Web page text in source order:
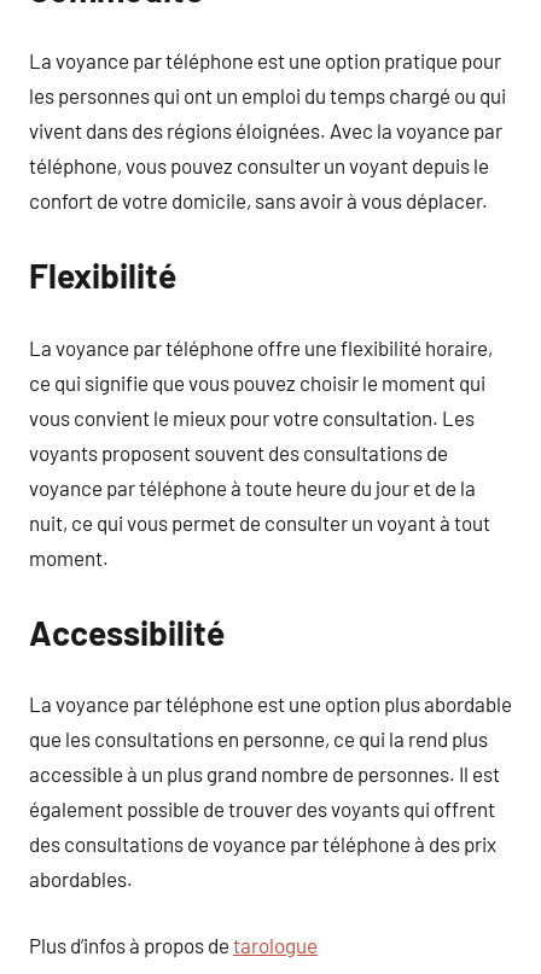
La voyance par téléphone est une option pratique pour
les personnes qui ont un emploi du temps chargé ou qui
vivent dans des régions éloignées. Avec la voyance par
téléphone, vous pouvez consulter un voyant depuis le
confort de votre domicile, sans avoir à vous déplacer.
Flexibilité
La voyance par téléphone offre une flexibilité horaire,
ce qui signifie que vous pouvez choisir le moment qui
vous convient le mieux pour votre consultation. Les
voyants proposent souvent des consultations de
voyance par téléphone à toute heure du jour et de la
nuit, ce qui vous permet de consulter un voyant à tout
moment.
Accessibilité
La voyance par téléphone est une option plus abordable
que les consultations en personne, ce qui la rend plus
accessible à un plus grand nombre de personnes. Il est
également possible de trouver des voyants qui offrent
des consultations de voyance par téléphone à des prix
abordables.
Plus d’infos à propos de tarologue